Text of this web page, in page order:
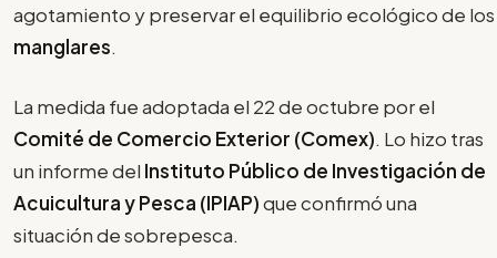
agotamiento y preservar el equilibrio ecológico de los
manglares.
La medida fue adoptada el 22 de octubre por el
Comité de Comercio Exterior (Comex). Lo hizo tras
un informe del Instituto Público de Investigación de
Acuicultura y Pesca (IPIAP)que confirmó una
situación de sobrepesca.